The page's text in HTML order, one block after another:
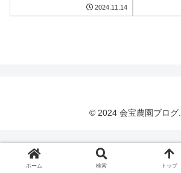
2024.11.14
© 2024 会宝農園ブログ.
ホーム 検索 トップ